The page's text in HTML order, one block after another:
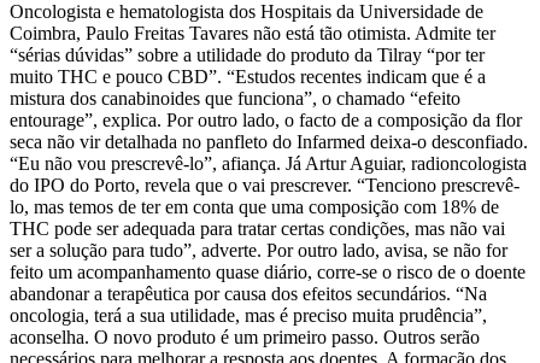
Oncologista e hematologista dos Hospitais da Universidade de
Coimbra, Paulo Freitas Tavares não está tão otimista. Admite ter
“sérias dúvidas” sobre a utilidade do produto da Tilray “por ter
muito THC e pouco CBD”. “Estudos recentes indicam que é a
mistura dos canabinoides que funciona”, o chamado “efeito
entourage”, explica. Por outro lado, o facto de a composição da flor
seca não vir detalhada no panfleto do Infarmed deixa-o desconfiado.
“Eu não vou prescrevê-lo”, afiança. Já Artur Aguiar, radioncologista
do IPO do Porto, revela que o vai prescrever. “Tenciono prescrevê-
lo, mas temos de ter em conta que uma composição com 18% de
THC pode ser adequada para tratar certas condições, mas não vai
ser a solução para tudo”, adverte. Por outro lado, avisa, se não for
feito um acompanhamento quase diário, corre-se o risco de o doente
abandonar a terapêutica por causa dos efeitos secundários. “Na
oncologia, terá a sua utilidade, mas é preciso muita prudência”,
aconselha. O novo produto é um primeiro passo. Outros serão